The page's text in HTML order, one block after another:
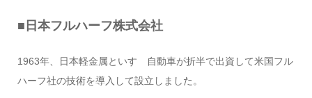
■日本フルハーフ株式会社
1963年、日本軽金属といすゞ自動車が折半で出資して米国フル
ハーフ社の技術を導入して設立しました。